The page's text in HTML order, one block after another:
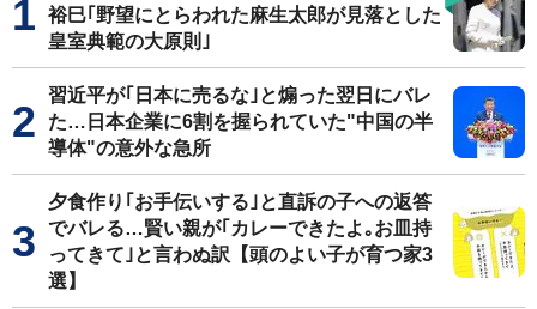
裕巳｢野望にとらわれた麻生太郎が見落とした
皇室典範の大原則｣
習近平が｢日本に売るな｣と煽った翌日にバレ
た…日本企業に6割を握られていた"中国の半
導体"の意外な急所
夕食作り｢お手伝いする｣と直訴の子への返答
でバレる…賢い親が｢カレーできたよ｡お皿持
ってきて｣と言わぬ訳【頭のよい子が育つ家3
選】